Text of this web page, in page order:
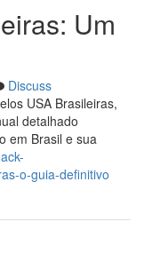
Um
Discuss
USA Brasileiras,
detalhado
em Brasil e sua
o-guia-definitivo